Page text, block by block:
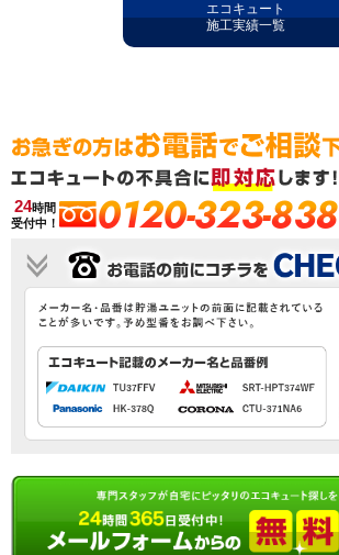
エコキュート
施工実績一覧
24時間
受付中！
0120-323-838